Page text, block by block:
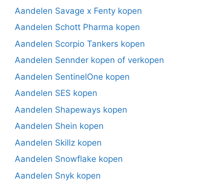
Aandelen Savage x Fenty kopen
Aandelen Schott Pharma kopen
Aandelen Scorpio Tankers kopen
Aandelen Sennder kopen of verkopen
Aandelen SentinelOne kopen
Aandelen SES kopen
Aandelen Shapeways kopen
Aandelen Shein kopen
Aandelen Skillz kopen
Aandelen Snowflake kopen
Aandelen Snyk kopen